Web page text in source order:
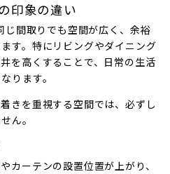
印象の違い
間取りでも空間が広く、余裕
す。特にリビングやダイニング
を高くすることで、日常の生活
ります。
きを重視する空間では、必ずし
ん。
カーテンの設置位置が上がり、